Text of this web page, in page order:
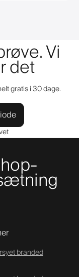
Vi
det
gratis i 30 dage.
branded